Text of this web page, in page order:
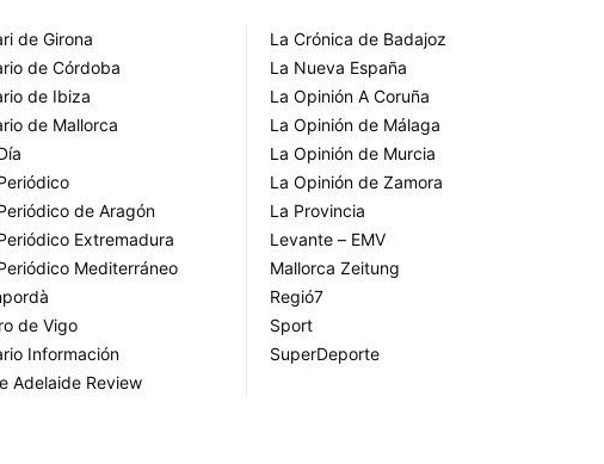
de Girona
de Córdoba
de Ibiza
de Mallorca
de Aragón
Extremadura
Mediterráneo
de Vigo
Información
Adelaide Review
La Crónica de Badajoz
La Nueva España
La Opinión A Coruña
La Opinión de Málaga
La Opinión de Murcia
La Opinión de Zamora
La Provincia
Levante – EMV
Mallorca Zeitung
Regió7
Sport
SuperDeporte